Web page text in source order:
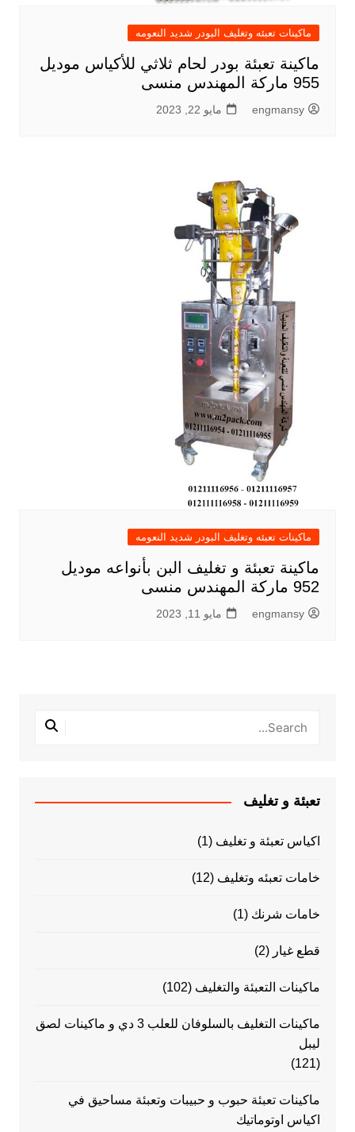
ماكينات تعبئه وتغليف البودر شديد النعومه
ماكينة تعبئة بودر لحام ثلاثي للأكياس موديل
955 ماركة المهندس منسى
engmansy مايو 22, 2023
ماكينات تعبئه وتغليف البودر شديد النعومه
ماكينة تعبئة و تغليف البن بأنواعه موديل
952 ماركة المهندس منسى
engmansy مايو 11, 2023
تعبئة و تغليف
اكياس تعبئة و تغليف (1)
خامات تعبئه وتغليف (12)
خامات شرنك (1)
قطع غيار (2)
ماكينات التعبئة والتغليف (102)
ماكينات التغليف بالسلوفان للعلب 3 دي و ماكينات لصق
ليبل
(121)
ماكينات تعبئة حبوب و حبيبات وتعبئة مساحيق في
اكياس اوتوماتيك